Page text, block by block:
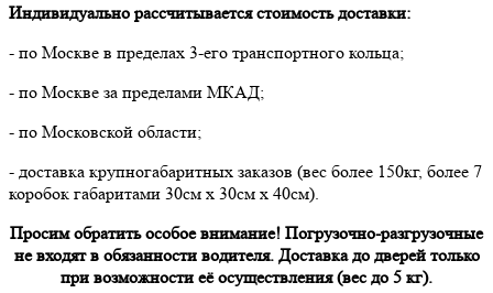
Индивидуально рассчитывается стоимость доставки:
- по Москве в пределах 3-его транспортного кольца;
- по Москве за пределами МКАД;
- по Московской области;
- доставка крупногабаритных заказов (вес более 150кг, более 7
коробок габаритами 30см х 30см х 40см).
Просим обратить особое внимание! Погрузочно-разгрузочные
не входят в обязанности водителя. Доставка до дверей только
при возможности её осуществления (вес до 5 кг).